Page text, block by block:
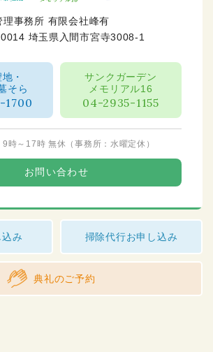
理事務所 有限会社峰有
埼玉県入間市宮寺3008-1
・
そら
1700
サンクガーデン
メモリアル16
04-2935-1155
時～17時 無休（事務所：水曜定休）
お問い合わせ
み 掃除代行お申し込み
典礼のご予約